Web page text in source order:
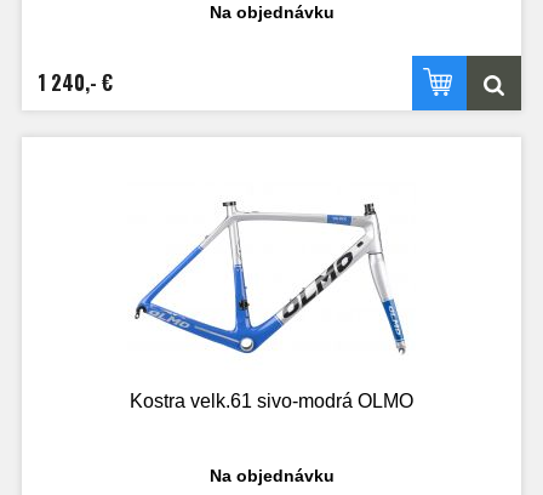
Na objednávku
1 240,- €
Kostra velk.61 sivo-modrá OLMO
Na objednávku